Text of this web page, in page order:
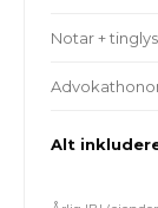
Notar +
Alt